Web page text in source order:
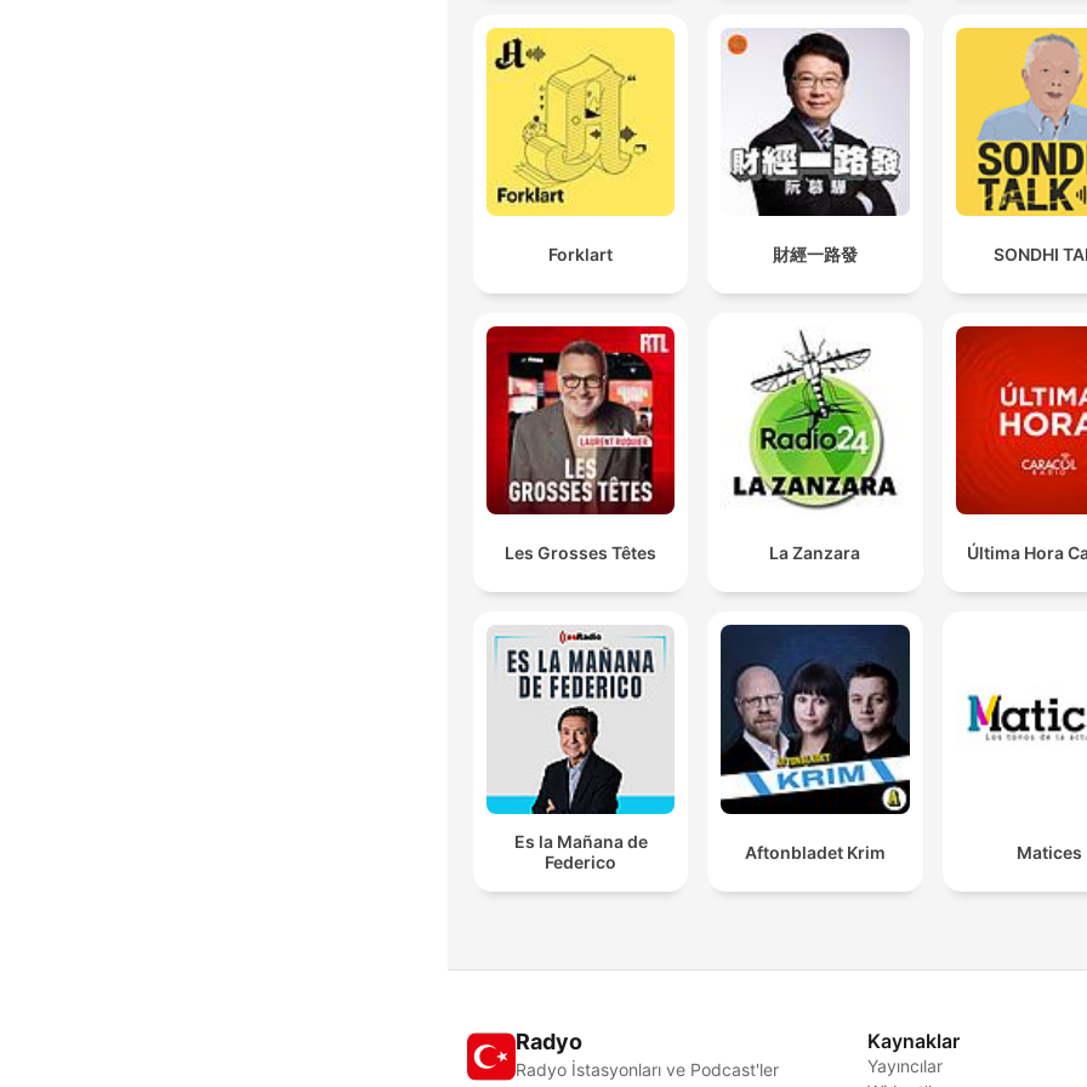
Forklart 財經一路發 SONDHI
Les Grosses Têtes La Zanzara Última Hora
Es la Mañana de
Federico
Aftonbladet Krim Matices
Radyo
Radyo İstasyonları ve Podcast'ler
Kaynaklar
Yayıncılar